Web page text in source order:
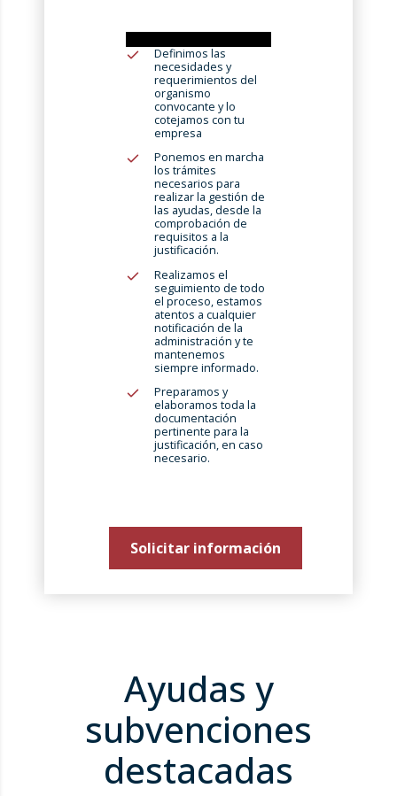
Definimos las
necesidades y
requerimientos del
organismo
convocante y lo
cotejamos con tu
empresa
Ponemos en marcha
los trámites
necesarios para
realizar la gestión de
las ayudas, desde la
comprobación de
requisitos a la
justificación.
Realizamos el
seguimiento de todo
el proceso, estamos
atentos a cualquier
notificación de la
administración y te
mantenemos
siempre informado.
Preparamos y
elaboramos toda la
documentación
pertinente para la
justificación, en caso
necesario.
Solicitar información
Ayudas y
subvenciones
destacadas